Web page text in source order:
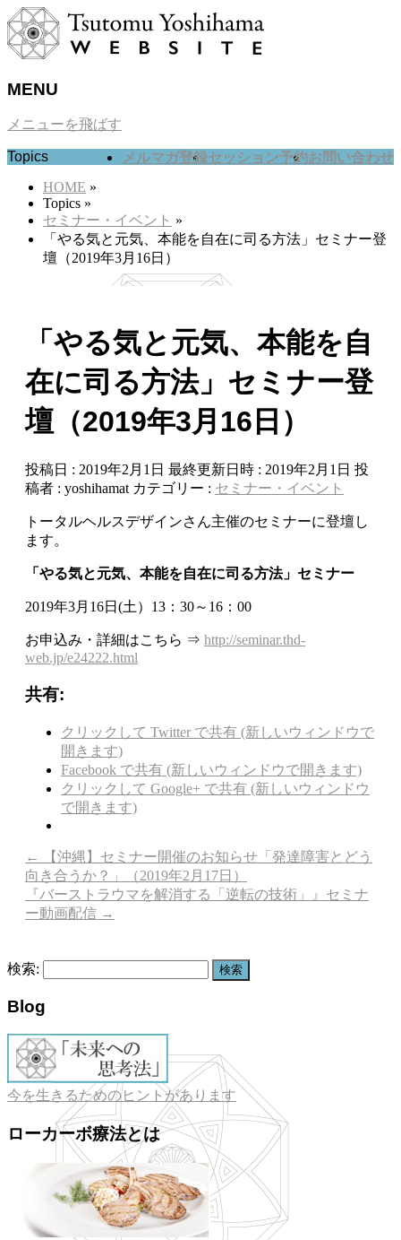
MENU
メニューを飛ばす
お問い合わせ
セッション予約
メルマガ登録
Topics
HOME »
Topics »
セミナー・イベント »
「やる気と元気、本能を自在に司る方法」セミナー登
壇（2019年3月16日）
「やる気と元気、本能を自
在に司る方法」セミナー登
壇（2019年3月16日）
投稿日 : 2019年2月1日 最終更新日時 : 2019年2月1日 投
稿者 : yoshihamat カテゴリー : セミナー・イベント
トータルヘルスデザインさん主催のセミナーに登壇し
ます。
「やる気と元気、本能を自在に司る方法」セミナー
2019年3月16日(土）13：30～16：00
お申込み・詳細はこちら ⇒ http://seminar.thd-
web.jp/e24222.html
共有:
クリックして Twitter で共有 (新しいウィンドウで
開きます)
Facebook で共有 (新しいウィンドウで開きます)
クリックして Google+ で共有 (新しいウィンドウ
で開きます)
←
【沖縄】セミナー開催のお知らせ「発達障害とどう
向き合うか？」（2019年2月17日）
『バーストラウマを解消する「逆転の技術」』セミナ
ー動画配信 →
検索:
Blog
今を生きるためのヒントがあります
ローカーボ療法とは